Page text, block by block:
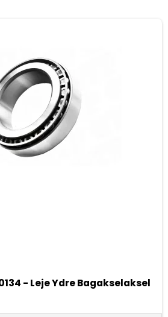
- Leje Ydre Bagakselaksel